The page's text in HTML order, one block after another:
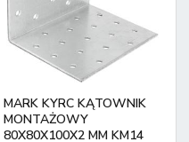
MARK KYRC KĄTOWNIK
MONTAŻOWY
80X80X100X2 MM KM14